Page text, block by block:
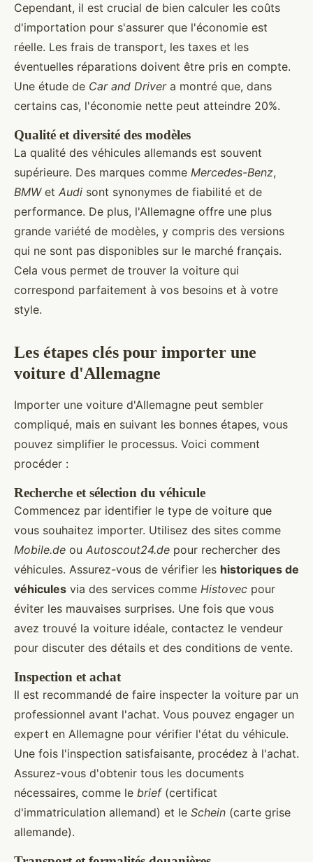
Cependant, il est crucial de bien calculer les coûts
d'importation pour s'assurer que l'économie est
réelle. Les frais de transport, les taxes et les
éventuelles réparations doivent être pris en compte.
Une étude de Car and Drivera montré que, dans
certains cas, l'économie nette peut atteindre 20%.
Qualité et diversité des modèles
La qualité des véhicules allemands est souvent
supérieure. Des marques comme Mercedes-Benz,
BMWet Audi sont synonymes de fiabilité et de
performance. De plus, l'Allemagne offre une plus
grande variété de modèles, y compris des versions
qui ne sont pas disponibles sur le marché français.
Cela vous permet de trouver la voiture qui
correspond parfaitement à vos besoins et à votre
style.
Les étapes clés pour importer une
voiture d'Allemagne
Importer une voiture d'Allemagne peut sembler
compliqué, mais en suivant les bonnes étapes, vous
pouvez simplifier le processus. Voici comment
procéder :
Recherche et sélection du véhicule
Commencez par identifier le type de voiture que
vous souhaitez importer. Utilisez des sites comme
Mobile.de ou Autoscout24.de pour rechercher des
véhicules. Assurez-vous de vérifier les historiques de
véhicules via des services comme Histovec pour
éviter les mauvaises surprises. Une fois que vous
avez trouvé la voiture idéale, contactez le vendeur
pour discuter des détails et des conditions de vente.
Inspection et achat
Il est recommandé de faire inspecter la voiture par un
professionnel avant l'achat. Vous pouvez engager un
expert en Allemagne pour vérifier l'état du véhicule.
Une fois l'inspection satisfaisante, procédez à l'achat.
Assurez-vous d'obtenir tous les documents
nécessaires, comme le brief(certificat
d'immatriculation allemand) et le Schein (carte grise
allemande).